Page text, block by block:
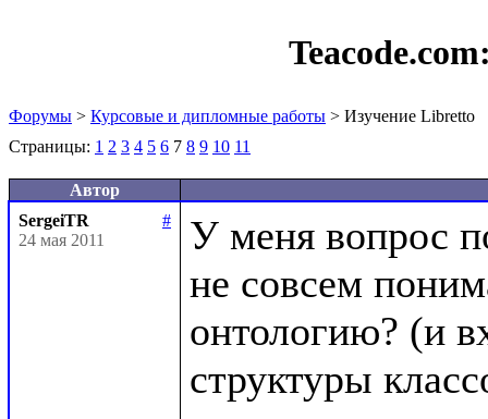
Форумы > Курсовые и дипломные работы > Изучение Libretto
Страницы: 1 2 3 4 5 6 7 8 9 10 11
Автор
SergeiTR
#
24 мая 2011
У меня вопрос
не совсем
онтологию? (и